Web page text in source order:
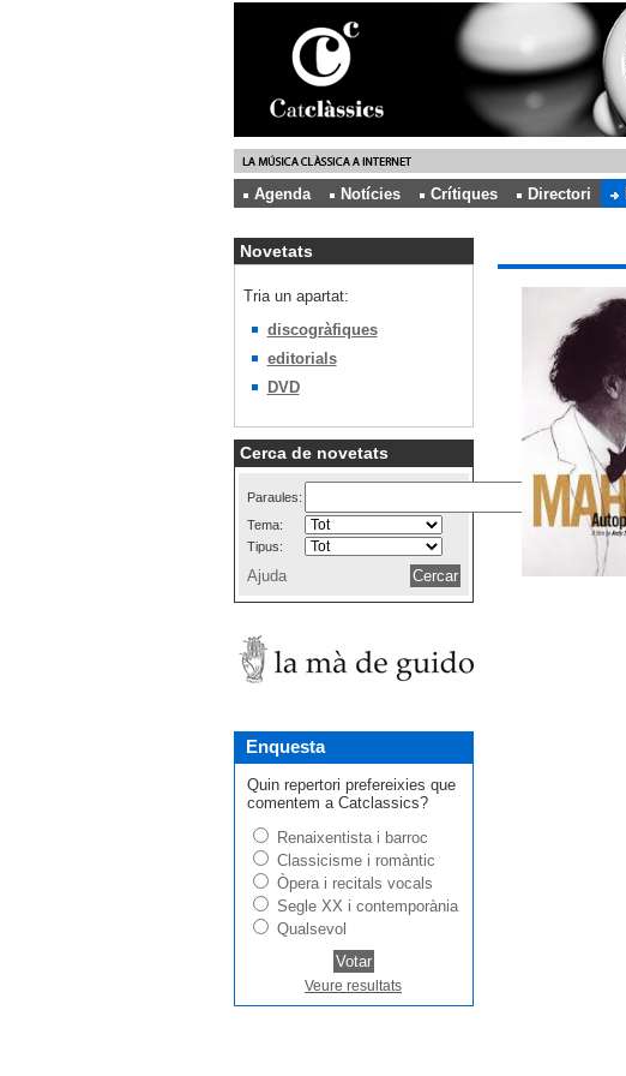
Agenda
Notícies Crítiques Directori
Novetats
Tria un apartat:
discogràfiques
editorials
DVD
Cerca de novetats
Paraules:
Tema:
Tipus:
Ajuda
Enquesta
Quin repertori prefereixies que
comentem a Catclassics?
Renaixentista i barroc
Classicisme i romàntic
Òpera i recitals vocals
Segle XX i contemporània
Qualsevol
Veure resultats